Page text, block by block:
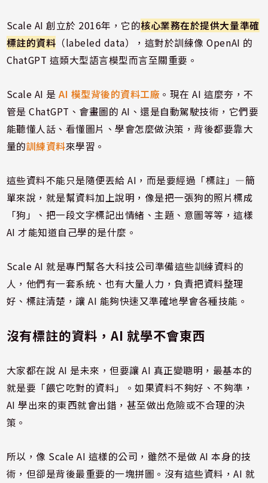
Scale AI 創立於 2016年，它的核心業務在於提供大量準確
標註的資料 （labeled data），這對於訓練像 OpenAI 的
ChatGPT 這類大型語言模型而言至關重要。
Scale AI 是AI 模型背後的資料工廠 。現在 AI 這麼夯，不
管是 ChatGPT、會畫圖的 AI、還是自動駕駛技術，它們要
能聽懂人話、看懂圖片、學會怎麼做決策，背後都要靠大
量的訓練資料來學習。
這些資料不能只是隨便丟給 AI，而是要經過「標註」—簡
單來說，就是幫資料加上說明，像是把一張狗的照片標成
「狗」、把一段文字標記出情緒、主題、意圖等等，這樣
AI 才能知道自己學的是什麼。
Scale AI 就是專門幫各大科技公司準備這些訓練資料的
人，他們有一套系統、也有大量人力，負責把資料整理
好、標註清楚，讓 AI 能夠快速又準確地學會各種技能。
沒有標註的資料，AI 就學不會東西
大家都在說 AI 是未來，但要讓 AI 真正變聰明，最基本的
就是要「餵它吃對的資料」。如果資料不夠好、不夠準，
AI 學出來的東西就會出錯，甚至做出危險或不合理的決
策。
所以，像 Scale AI 這樣的公司，雖然不是做 AI 本身的技
術，但卻是背後最重要的一塊拼圖。沒有這些資料，AI 就